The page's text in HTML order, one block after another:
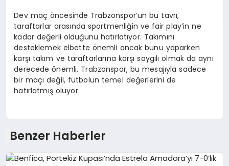
Dev maç öncesinde Trabzonspor’un bu tavrı,
taraftarlar arasında sportmenliğin ve fair play’in ne
kadar değerli olduğunu hatırlatıyor. Takımını
desteklemek elbette önemli ancak bunu yaparken
karşı takım ve taraftarlarına karşı saygılı olmak da aynı
derecede önemli. Trabzonspor, bu mesajıyla sadece
bir maçı değil, futbolun temel değerlerini de
hatırlatmış oluyor.
Benzer Haberler